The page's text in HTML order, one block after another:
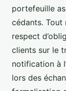
portefeuille
cédants. Tout
respect
clients sur le
notification à
lors des